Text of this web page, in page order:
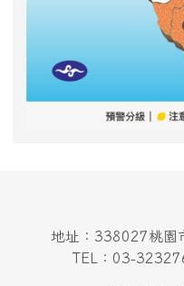
地址：338027桃園
TEL：03-